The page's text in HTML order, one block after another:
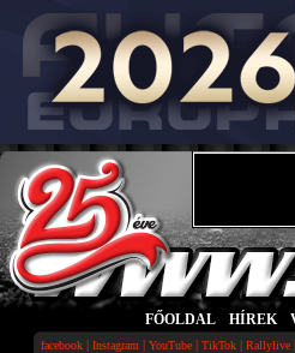
FŐOLDAL HÍREK
facebook | Instagram | YouTube | TikTok | Rallylive |